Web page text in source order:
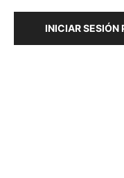
INICIAR SESIÓN